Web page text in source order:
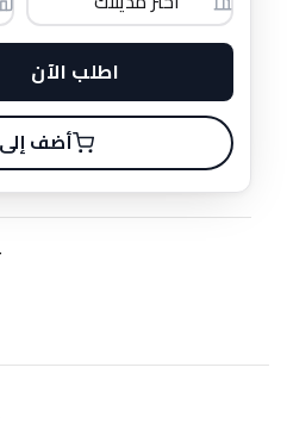
اطلب الآن
أضف